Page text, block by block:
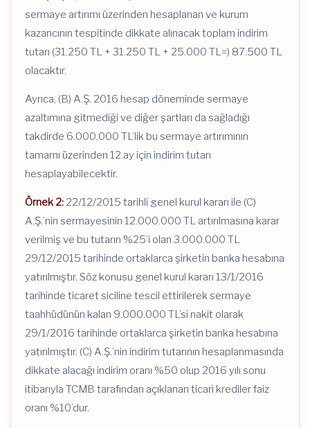
sermaye artırımı üzerinden hesaplanan ve kurum
kazancının tespitinde dikkate alınacak toplam indirim
tutarı (31.250 TL + 31.250 TL + 25.000 TL=) 87.500 TL
olacaktır.
Ayrıca, (B) A.Ş. 2016 hesap döneminde sermaye
azaltımına gitmediği ve diğer şartları da sağladığı
takdirde 6.000.000 TL’lik bu sermaye artırımının
tamamı üzerinden 12 ay için indirim tutarı
hesaplayabilecektir.
Örnek 2: 22/12/2015 tarihli genel kurul kararı ile (C)
A.Ş.’nin sermayesinin 12.000.000 TL artırılmasına karar
verilmiş ve bu tutarın %25’i olan 3.000.000 TL
29/12/2015 tarihinde ortaklarca şirketin banka hesabına
yatırılmıştır. Söz konusu genel kurul kararı 13/1/2016
tarihinde ticaret siciline tescil ettirilerek sermaye
taahhüdünün kalan 9.000.000 TL’si nakit olarak
29/1/2016 tarihinde ortaklarca şirketin banka hesabına
yatırılmıştır. (C) A.Ş.’nin indirim tutarının hesaplanmasında
dikkate alacağı indirim oranı %50 olup 2016 yılı sonu
itibarıyla TCMB tarafından açıklanan ticari krediler faiz
oranı %10’dur.